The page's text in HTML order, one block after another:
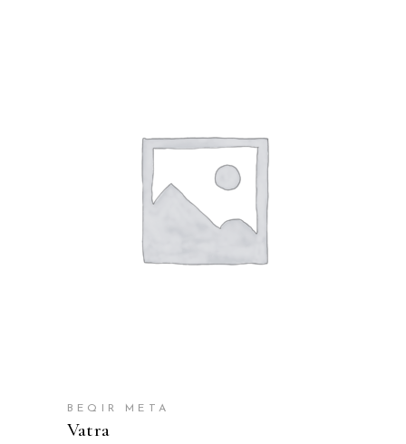
SHTOJE NË SHPORTË
BEQIR META
Vatra